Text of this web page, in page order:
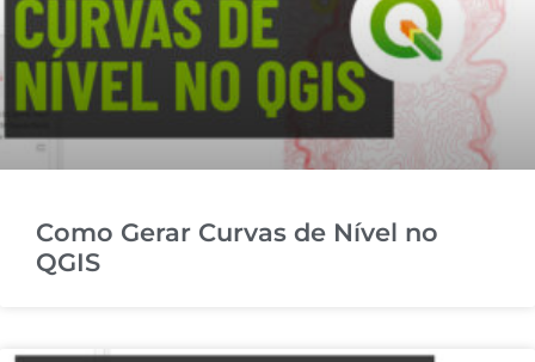
Como Gerar Curvas de Nível no
QGIS